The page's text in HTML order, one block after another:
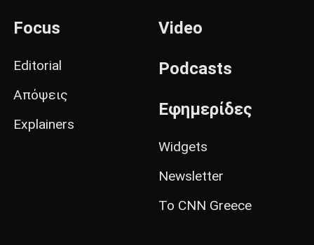
Focus
Editorial
Απόψεις
Explainers
Video
Podcasts
Εφημερίδες
Widgets
Newsletter
Το CNN Greece